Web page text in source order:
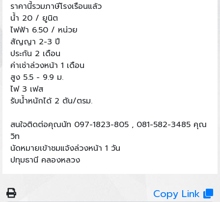
ราคานี้รวมภาษีโรงเรือนแล้ว
น้ำ​ 20​ / ยูนิต
ไฟฟ้า​ 6.50​ / หน่วย
สัญญา 2-3 ปี
ประกัน 2 เดือน
ค่าเช่าล่วงหน้า 1 เดือน
สูง​ 5.5​ - 9.9​ ม.
ไฟ​ 3​ เฟส
รับน้ำหนัก​ได้​ 2​ ตัน/ตรม.
สนใจติดต่อคุณนัท 097-1823-805 , 081-582-3485 คุณ
วิท
นัดหมายเข้าชมแจ้งล่วงหน้า 1 วัน
ปทุมธานี คลองหลวง
Copy Link